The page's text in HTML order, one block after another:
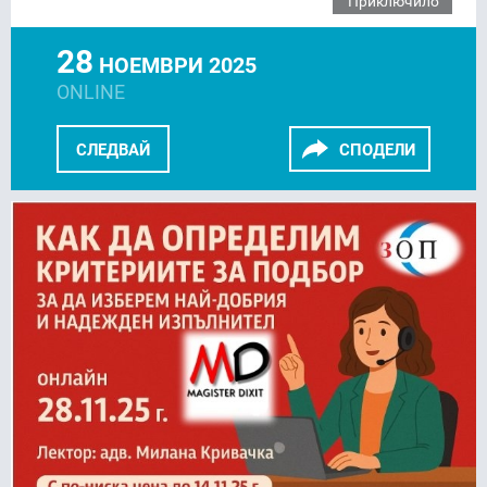
СЛЕДВАЙ СПОДЕЛИ
28 НОЕМВРИ 2025
ONLINE